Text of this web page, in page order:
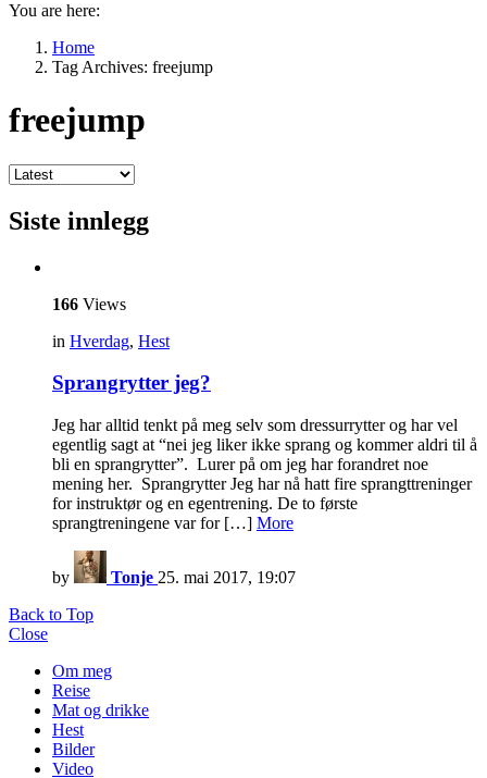
You are here:
Home
Tag Archives: freejump
freejump
Siste innlegg
166 Views
in Hverdag, Hest
Sprangrytter jeg?
Jeg har alltid tenkt på meg selv som dressurrytter og har vel
egentlig sagt at “nei jeg liker ikke sprang og kommer aldri til å
bli en sprangrytter”. Lurer på om jeg har forandret noe
mening her. Sprangrytter Jeg har nå hatt fire sprangttreninger
for instruktør og en egentrening. De to første
sprangtreningene var for […] More
by Tonje 25. mai 2017, 19:07
Back to Top
Close
Om meg
Reise
Mat og drikke
Hest
Bilder
Video